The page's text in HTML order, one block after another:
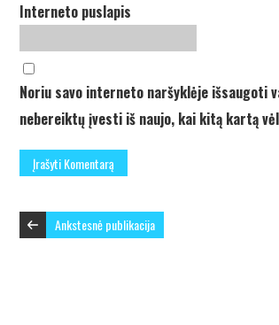
Interneto puslapis
Noriu savo interneto naršyklėje išsaugoti
nebereiktų įvesti iš naujo, kai kitą kartą
Ankstesnė publikacija